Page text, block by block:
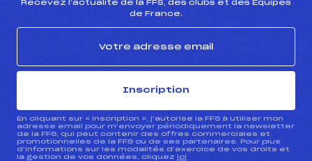
Recevez l’actualité de la FFS, des clubs et des Équipes
de France.
Inscription
En cliquant sur « inscription », j’autorise la FFS à utiliser mon
adresse email pour m’envoyer périodiquement la newsletter
de la FFS, qui peut contenir des offres commerciales et
promotionnelles de la FFS ou de ses partenaires. Pour plus
d’informations sur les modalités d’exercice de vos droits et
la gestion de vos données, cliquez ici